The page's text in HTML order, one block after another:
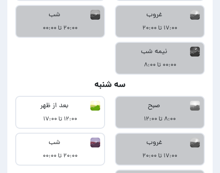
غروب
۱۷:۰۰ تا ۲۰:۰۰
شب
۲۰:۰۰ تا ۰۰:۰۰
نیمه شب
۰۰:۰۰ تا ۸:۰۰
سه شنبه
صبح
۸:۰۰ تا ۱۲:۰۰
بعد از ظهر
۱۲:۰۰ تا ۱۷:۰۰
غروب
۱۷:۰۰ تا ۲۰:۰۰
شب
۲۰:۰۰ تا ۰۰:۰۰